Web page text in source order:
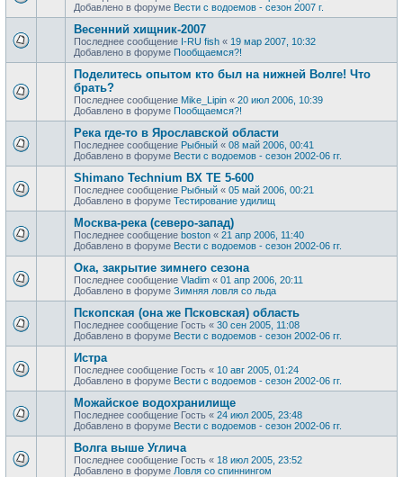
Добавлено в форуме Вести с водоемов - сезон 2007 г.
Весенний хищник-2007
Последнее сообщение I-RU fish « 19 мар 2007, 10:32
Добавлено в форуме Пообщаемся?!
Поделитесь опытом кто был на нижней Волге! Что
брать?
Последнее сообщение Mike_Lipin « 20 июл 2006, 10:39
Добавлено в форуме Пообщаемся?!
Река где-то в Ярославской области
Последнее сообщение Рыбный « 08 май 2006, 00:41
Добавлено в форуме Вести с водоемов - сезон 2002-06 гг.
Shimano Technium BX TE 5-600
Последнее сообщение Рыбный « 05 май 2006, 00:21
Добавлено в форуме Тестирование удилищ
Москва-река (северо-запад)
Последнее сообщение boston « 21 апр 2006, 11:40
Добавлено в форуме Вести с водоемов - сезон 2002-06 гг.
Ока, закрытие зимнего сезона
Последнее сообщение Vladim « 01 апр 2006, 20:11
Добавлено в форуме Зимняя ловля со льда
Пскопская (она же Псковская) область
Последнее сообщение Гость « 30 сен 2005, 11:08
Добавлено в форуме Вести с водоемов - сезон 2002-06 гг.
Истра
Последнее сообщение Гость « 10 авг 2005, 01:24
Добавлено в форуме Вести с водоемов - сезон 2002-06 гг.
Можайское водохранилище
Последнее сообщение Гость « 24 июл 2005, 23:48
Добавлено в форуме Вести с водоемов - сезон 2002-06 гг.
Волга выше Углича
Последнее сообщение Гость « 18 июл 2005, 23:52
Добавлено в форуме Ловля со спиннингом